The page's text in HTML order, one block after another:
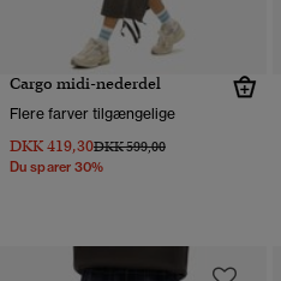
Cargo midi-nederdel
Flere farver tilgængelige
DKK 419,30Pris nedsat fra
DKK 599,00til
Du sparer 30%